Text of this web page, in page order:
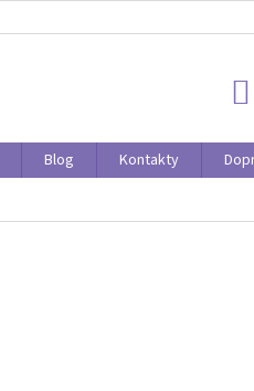
DOPRAVA A
Blog Kontakty